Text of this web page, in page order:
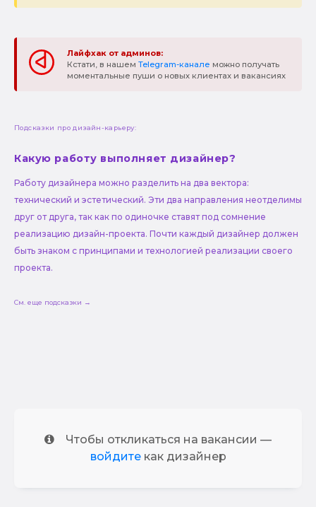
Лайфхак от админов:
Кстати, в нашем Telegram-канале можно получать
моментальные пуши о новых клиентах и вакансиях
Подсказки про дизайн-карьеру:
Какую работу выполняет дизайнер?
Работу дизайнера можно разделить на два вектора:
технический и эстетический. Эти два направления неотделимы
друг от друга, так как по одиночке ставят под сомнение
реализацию дизайн-проекта. Почти каждый дизайнер должен
быть знаком с принципами и технологией реализации своего
проекта.
См. еще подсказки →
Чтобы откликаться на вакансии —
войдитекак дизайнер